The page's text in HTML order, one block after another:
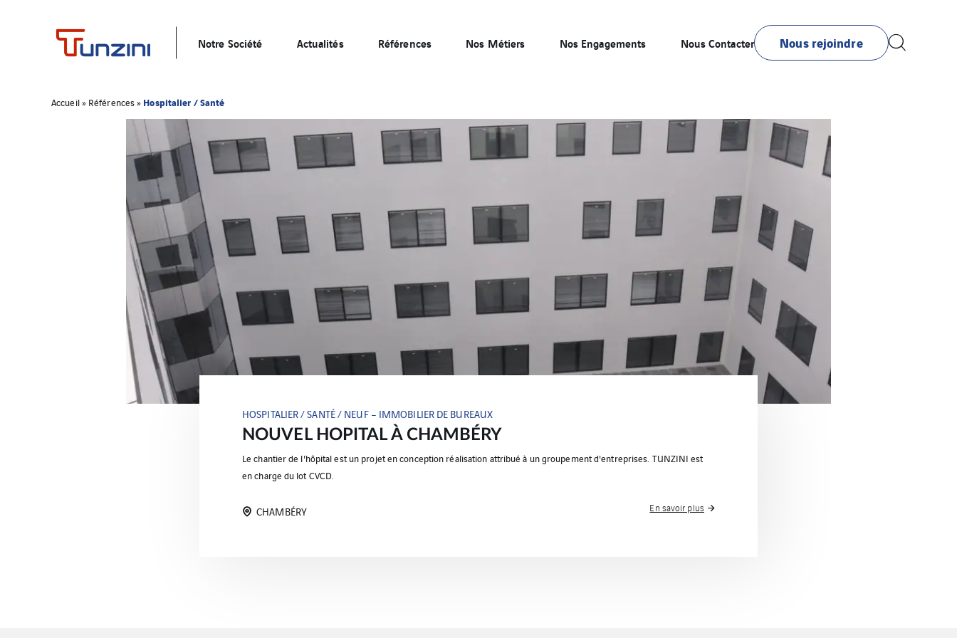
Notre Société Actualités Références Nos Métiers Nos Engagements Nous Contacter Nous rejoindre
Accueil» Références» Hospitalier / Santé
HOSPITALIER / SANTÉ / NEUF – IMMOBILIER DE BUREAUX
NOUVEL HOPITAL À CHAMBÉRY
Le chantier de l'hôpital est un projet en conception réalisation attribué à un groupement d'entreprises. TUNZINI est
en charge du lot CVCD.
CHAMBÉRY En savoir plus